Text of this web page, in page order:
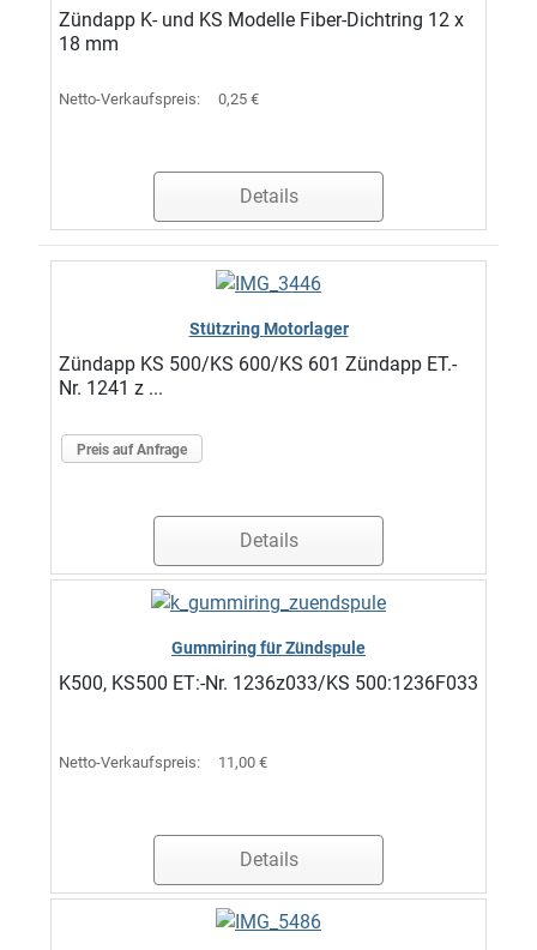
Zündapp K- und KS Modelle Fiber-Dichtring 12 x
18 mm
Netto-Verkaufspreis: 0,25 €
Details
Stützring Motorlager
Zündapp KS 500/KS 600/KS 601 Zündapp ET.-
Nr. 1241 z ...
Preis auf Anfrage
Details
Gummiring für Zündspule
K500, KS500 ET:-Nr. 1236z033/KS 500:1236F033
Netto-Verkaufspreis: 11,00 €
Details